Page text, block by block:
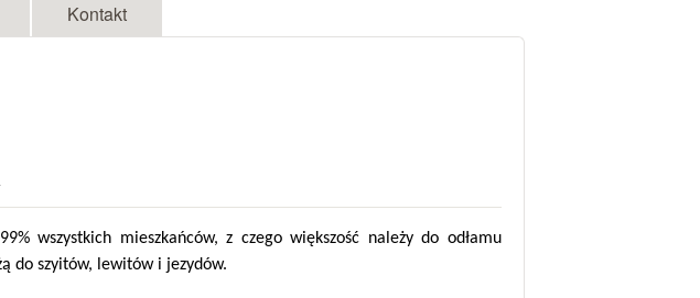
Kontakt
wszystkich mieszkańców, z czego większość należy do odłamu
do szyitów, lewitów i jezydów.